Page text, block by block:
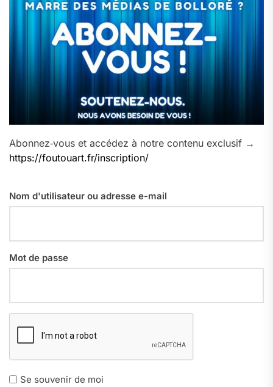
Abonnez‑vous et accédez à notre contenu exclusif →
https://foutouart.fr/inscription/
Nom d'utilisateur ou adresse e-mail
Mot de passe
Se souvenir de moi